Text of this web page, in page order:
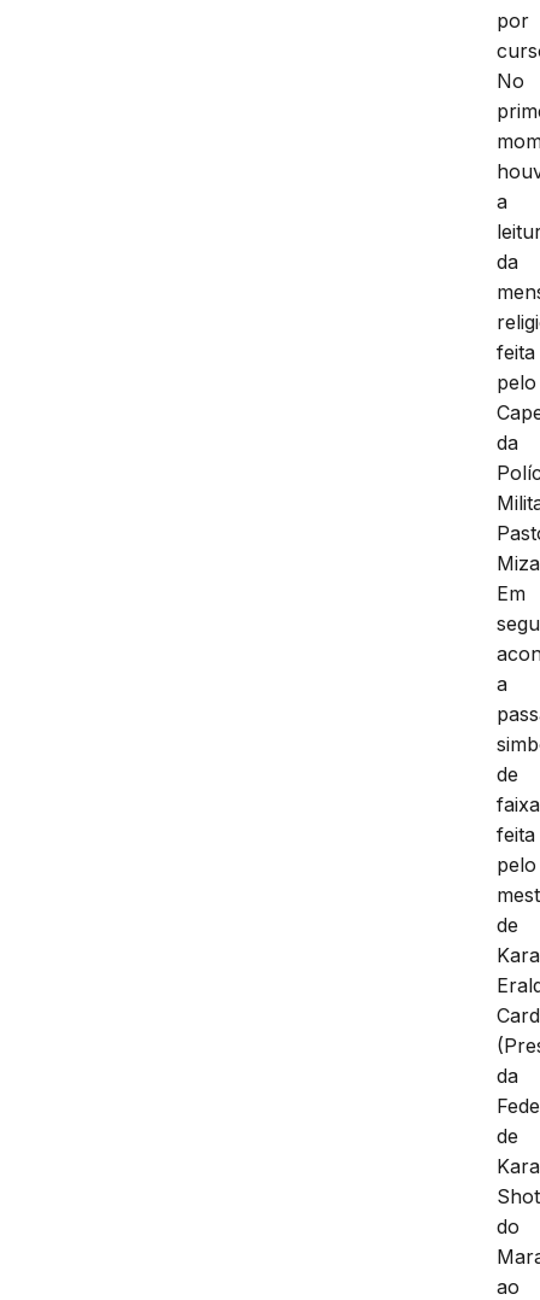
por
No
a
da
feita
pelo
da
Em
a
de
faixa
feita
pelo
de
da
de
do
ao